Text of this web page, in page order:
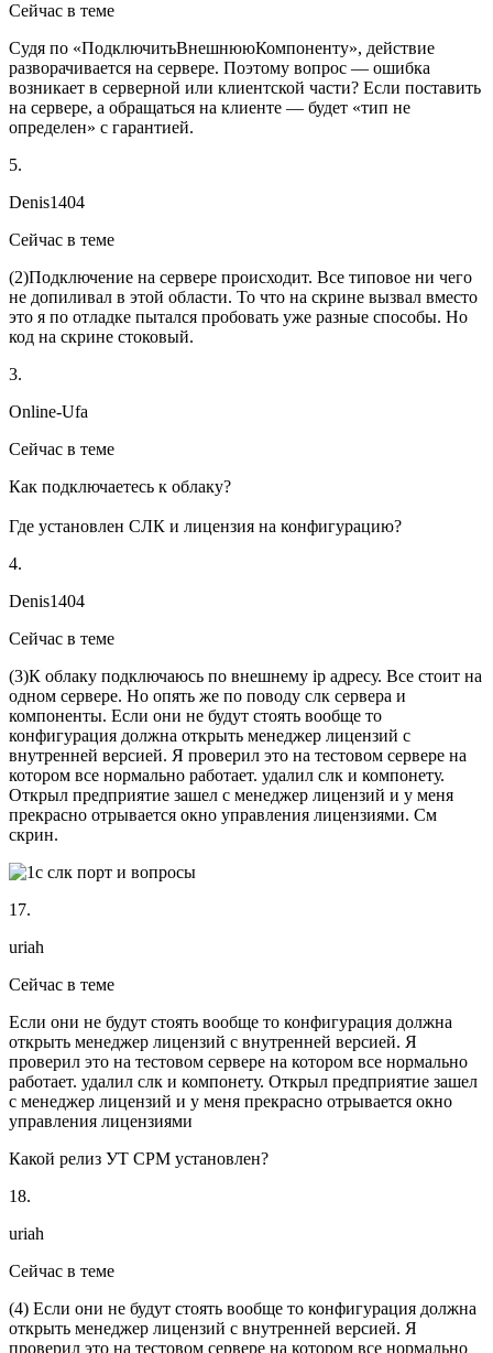
Сейчас в теме
Судя по «ПодключитьВнешнююКомпоненту», действие
разворачивается на сервере. Поэтому вопрос — ошибка
возникает в серверной или клиентской части? Если поставить
на сервере, а обращаться на клиенте — будет «тип не
определен» с гарантией.
5.
Denis1404
Сейчас в теме
(2)Подключение на сервере происходит. Все типовое ни чего
не допиливал в этой области. То что на скрине вызвал вместо
это я по отладке пытался пробовать уже разные способы. Но
код на скрине стоковый.
3.
Online-Ufa
Сейчас в теме
Как подключаетесь к облаку?
Где установлен СЛК и лицензия на конфигурацию?
4.
Denis1404
Сейчас в теме
(3)К облаку подключаюсь по внешнему ip адресу. Все стоит на
одном сервере. Но опять же по поводу слк сервера и
компоненты. Если они не будут стоять вообще то
конфигурация должна открыть менеджер лицензий с
внутренней версией. Я проверил это на тестовом сервере на
котором все нормально работает. удалил слк и компонету.
Открыл предприятие зашел с менеджер лицензий и у меня
прекрасно отрывается окно управления лицензиями. См
скрин.
17.
uriah
Сейчас в теме
Если они не будут стоять вообще то конфигурация должна
открыть менеджер лицензий с внутренней версией. Я
проверил это на тестовом сервере на котором все нормально
работает. удалил слк и компонету. Открыл предприятие зашел
с менеджер лицензий и у меня прекрасно отрывается окно
управления лицензиями
Какой релиз УТ СРМ установлен?
18.
uriah
Сейчас в теме
(4) Если они не будут стоять вообще то конфигурация должна
открыть менеджер лицензий с внутренней версией. Я
проверил это на тестовом сервере на котором все нормально